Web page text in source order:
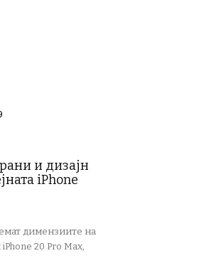
и дизајн
iPhone
димензиите на
20 Pro Max,